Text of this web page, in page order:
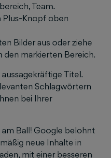
Team.
Plus-Knopf oben
Bilder aus oder ziehe
den markierten Bereich.
Titel.
Schlagwörtern
bei Ihrer
am Ball! Google belohnt
neue Inhalte in
mit einer besseren